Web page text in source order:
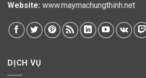
Website: www.maymachungthinh.net
DỊCH VỤ